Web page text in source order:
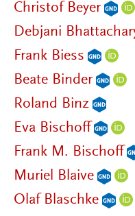
Christof Beyer
Debjani
Frank Biess
Beate Binder
Roland Binz
Eva Bischoff
Frank M. Bischoff
Muriel Blaive
Olaf Blaschke